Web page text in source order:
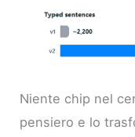
Niente chip nel
pensiero e lo